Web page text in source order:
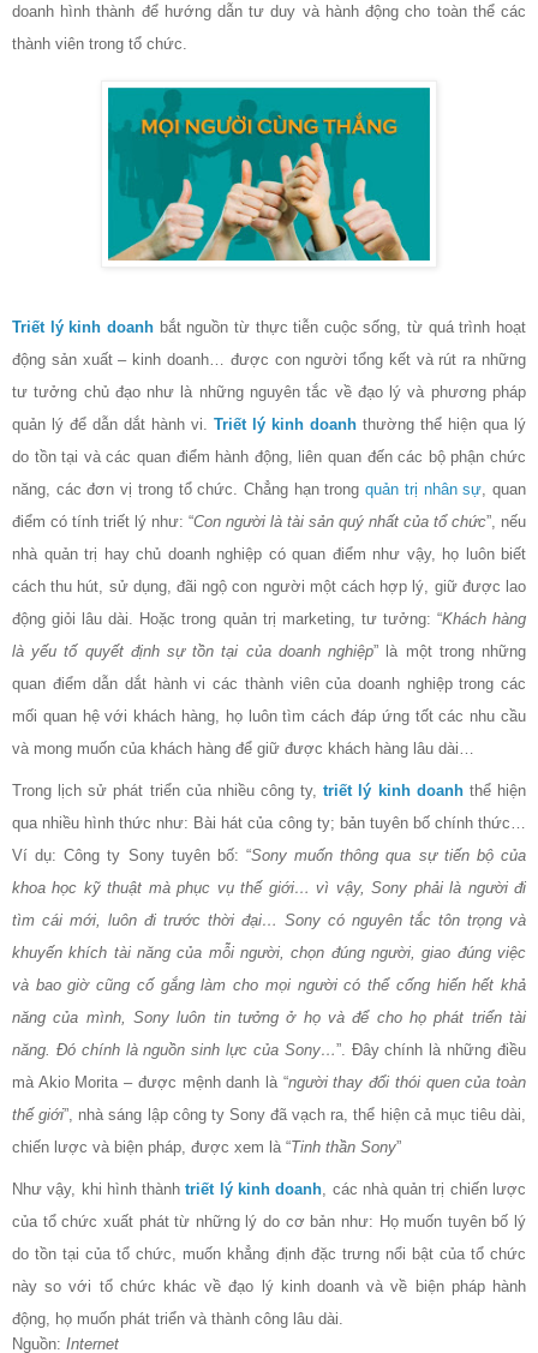
doanh hình thành để hướng dẫn tư duy và hành động cho toàn thể các
thành viên trong tổ chức.
Triết lý kinh doanhbắt nguồn từ thực tiễn cuộc sống, từ quá trình hoạt
động sản xuất – kinh doanh… được con người tổng kết và rút ra những
tư tưởng chủ đạo như là những nguyên tắc về đạo lý và phương pháp
quản lý để dẫn dắt hành vi. Triết lý kinh doanh thường thể hiện qua lý
do tồn tại và các quan điểm hành động, liên quan đến các bộ phận chức
năng, các đơn vị trong tổ chức. Chẳng hạn trongquản trị nhân sự , quan
điểm có tính triết lý như: “Con người là tài sản quý nhất của tổ chức”, nếu
nhà quản trị hay chủ doanh nghiệp có quan điểm như vậy, họ luôn biết
cách thu hút, sử dụng, đãi ngộ con người một cách hợp lý, giữ được lao
động giỏi lâu dài. Hoặc trong quản trị marketing, tư tưởng: “Khách hàng
là yếu tố quyết định sự tồn tại của doanh nghiệp” là một trong những
quan điểm dẫn dắt hành vi các thành viên của doanh nghiệp trong các
mối quan hệ với khách hàng, họ luôn tìm cách đáp ứng tốt các nhu cầu
và mong muốn của khách hàng để giữ được khách hàng lâu dài…
Trong lịch sử phát triển của nhiều công ty,triết lý kinh doanhthể hiện
qua nhiều hình thức như: Bài hát của công ty; bản tuyên bố chính thức…
Ví dụ: Công ty Sony tuyên bố: “Sony muốn thông qua sự tiến bộ của
khoa học kỹ thuật mà phục vụ thế giới… vì vậy, Sony phải là người đi
tìm cái mới, luôn đi trước thời đại… Sony có nguyên tắc tôn trọng và
khuyến khích tài năng của mỗi người, chọn đúng người, giao đúng việc
và bao giờ cũng cố gắng làm cho mọi người có thể cống hiến hết khả
năng của mình, Sony luôn tin tưởng ở họ và để cho họ phát triển tài
năng. Đó chính là nguồn sinh lực của Sony…”. Đây chính là những điều
mà Akio Morita – được mệnh danh là “người thay đổi thói quen của toàn
thế giới”, nhà sáng lập công ty Sony đã vạch ra, thể hiện cả mục tiêu dài,
chiến lược và biện pháp, được xem là “Tinh thần Sony”
Như vậy, khi hình thànhtriết lý kinh doanh , các nhà quản trị chiến lược
của tổ chức xuất phát từ những lý do cơ bản như: Họ muốn tuyên bố lý
do tồn tại của tổ chức, muốn khẳng định đặc trưng nổi bật của tổ chức
này so với tổ chức khác về đạo lý kinh doanh và về biện pháp hành
động, họ muốn phát triển và thành công lâu dài.
Nguồn: Internet